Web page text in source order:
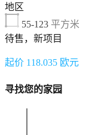
地区
55-123 平方米
待售，新项目
起价 118.035 欧元
寻找您的家园